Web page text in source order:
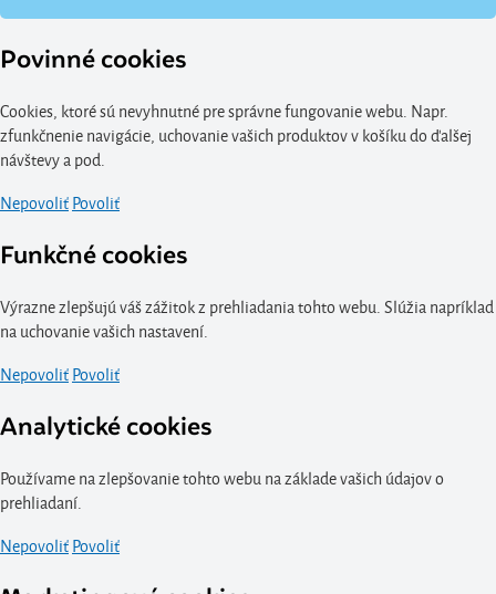
Povinné cookies
Cookies, ktoré sú nevyhnutné pre správne fungovanie webu. Napr.
zfunkčnenie navigácie, uchovanie vašich produktov v košíku do ďalšej
návštevy a pod.
NepovoliťPovoliť
Funkčné cookies
Výrazne zlepšujú váš zážitok z prehliadania tohto webu. Slúžia napríklad
na uchovanie vašich nastavení.
NepovoliťPovoliť
Analytické cookies
Používame na zlepšovanie tohto webu na základe vašich údajov o
prehliadaní.
NepovoliťPovoliť